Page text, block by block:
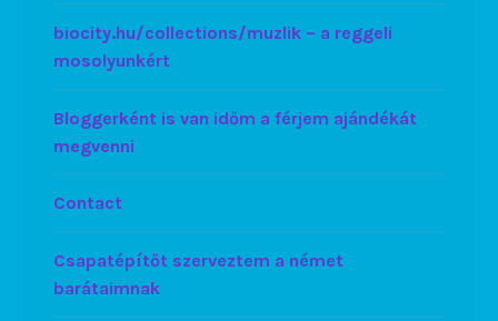
biocity.hu/collections/muzlik – a reggeli
mosolyunkért
Bloggerként is van időm a férjem ajándékát
megvenni
Contact
Csapatépítőt szerveztem a német
barátaimnak